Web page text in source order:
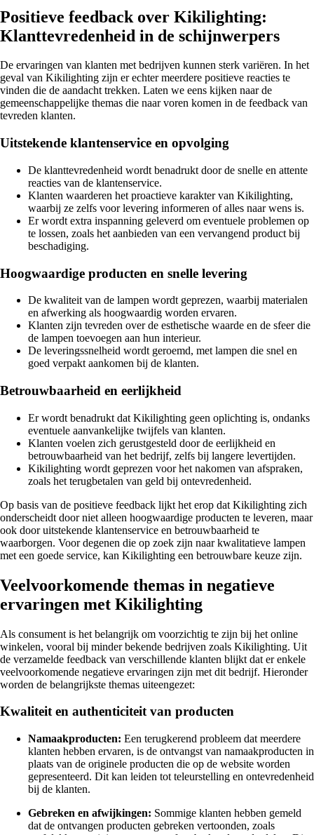
Positieve feedback over Kikilighting:
Klanttevredenheid in de schijnwerpers
De ervaringen van klanten met bedrijven kunnen sterk variëren. In het
geval van Kikilighting zijn er echter meerdere positieve reacties te
vinden die de aandacht trekken. Laten we eens kijken naar de
gemeenschappelijke themas die naar voren komen in de feedback van
tevreden klanten.
Uitstekende klantenservice en opvolging
De klanttevredenheid wordt benadrukt door de snelle en attente
reacties van de klantenservice.
Klanten waarderen het proactieve karakter van Kikilighting,
waarbij ze zelfs voor levering informeren of alles naar wens is.
Er wordt extra inspanning geleverd om eventuele problemen op
te lossen, zoals het aanbieden van een vervangend product bij
beschadiging.
Hoogwaardige producten en snelle levering
De kwaliteit van de lampen wordt geprezen, waarbij materialen
en afwerking als hoogwaardig worden ervaren.
Klanten zijn tevreden over de esthetische waarde en de sfeer die
de lampen toevoegen aan hun interieur.
De leveringssnelheid wordt geroemd, met lampen die snel en
goed verpakt aankomen bij de klanten.
Betrouwbaarheid en eerlijkheid
Er wordt benadrukt dat Kikilighting geen oplichting is, ondanks
eventuele aanvankelijke twijfels van klanten.
Klanten voelen zich gerustgesteld door de eerlijkheid en
betrouwbaarheid van het bedrijf, zelfs bij langere levertijden.
Kikilighting wordt geprezen voor het nakomen van afspraken,
zoals het terugbetalen van geld bij ontevredenheid.
Op basis van de positieve feedback lijkt het erop dat Kikilighting zich
onderscheidt door niet alleen hoogwaardige producten te leveren, maar
ook door uitstekende klantenservice en betrouwbaarheid te
waarborgen. Voor degenen die op zoek zijn naar kwalitatieve lampen
met een goede service, kan Kikilighting een betrouwbare keuze zijn.
Veelvoorkomende themas in negatieve
ervaringen met Kikilighting
Als consument is het belangrijk om voorzichtig te zijn bij het online
winkelen, vooral bij minder bekende bedrijven zoals Kikilighting. Uit
de verzamelde feedback van verschillende klanten blijkt dat er enkele
veelvoorkomende negatieve ervaringen zijn met dit bedrijf. Hieronder
worden de belangrijkste themas uiteengezet:
Kwaliteit en authenticiteit van producten
Namaakproducten: Een terugkerend probleem dat meerdere
klanten hebben ervaren, is de ontvangst van namaakproducten in
plaats van de originele producten die op de website worden
gepresenteerd. Dit kan leiden tot teleurstelling en ontevredenheid
bij de klanten.
Gebreken en afwijkingen: Sommige klanten hebben gemeld
dat de ontvangen producten gebreken vertoonden, zoals